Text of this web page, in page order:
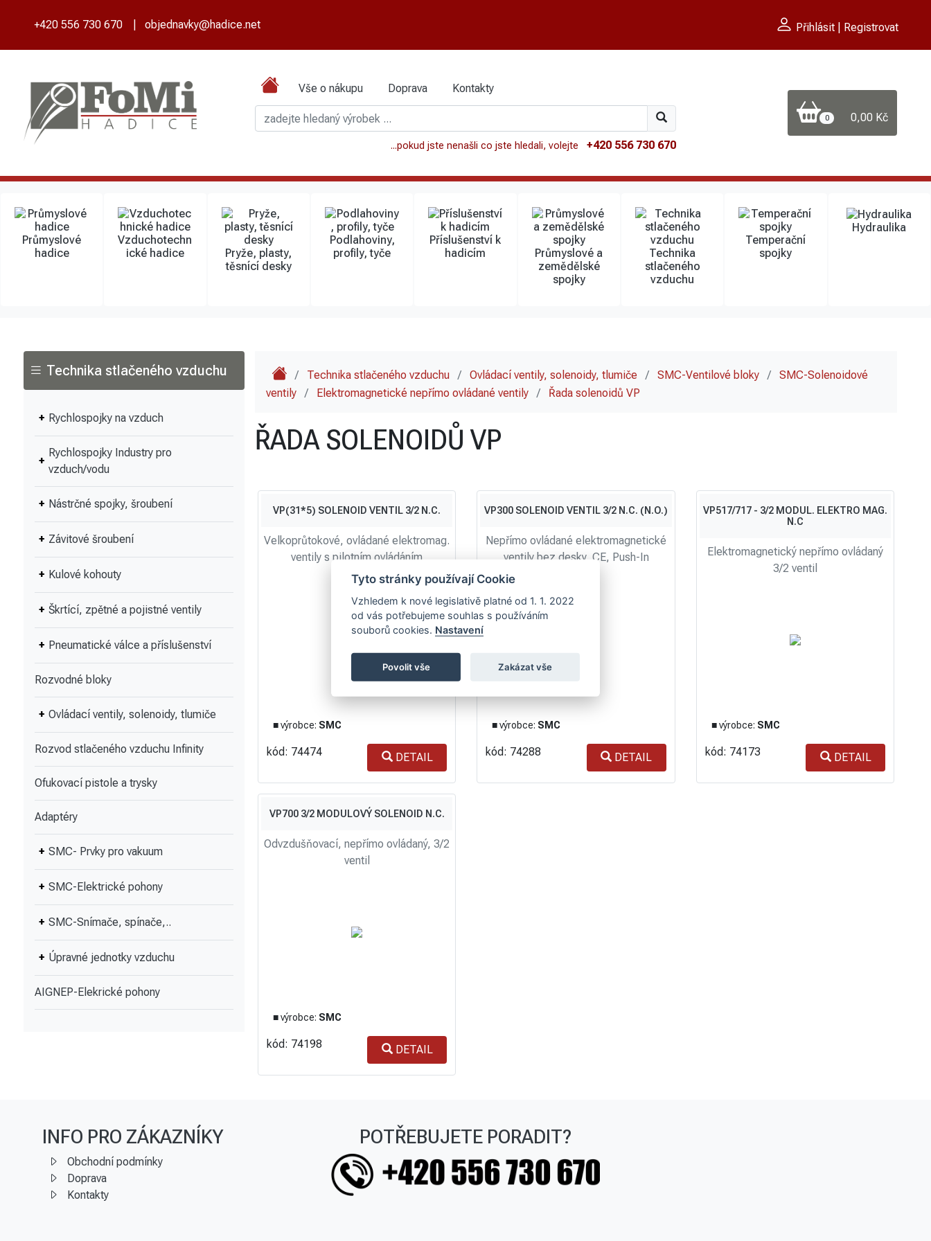
+420 556 730 670 objednavky@hadice.net Přihlásit | Registrovat
Vše o nákupu Doprava Kontakty
...pokud jste nenašli co jste hledali, volejte +420 556 730 670
0 0,00 Kč
Průmyslové
hadice
Vzduchotechn
ické hadice
Pryže, plasty,
těsnící desky
Podlahoviny,
profily, tyče
Příslušenství k
hadicím
Průmyslové a
zemědělské
spojky
Technika
stlačeného
vzduchu
Temperační
spojky
Hydraulika
Technika stlačeného vzduchu
Rychlospojky na vzduch
Rychlospojky Industry pro
vzduch/vodu
Nástrčné spojky, šroubení
Závitové šroubení
Kulové kohouty
Škrtící, zpětné a pojistné ventily
Pneumatické válce a příslušenství
Rozvodné bloky
Ovládací ventily, solenoidy, tlumiče
Rozvod stlačeného vzduchu Infinity
Ofukovací pistole a trysky
Adaptéry
SMC- Prvky pro vakuum
SMC-Elektrické pohony
SMC-Snímače, spínače,..
Úpravné jednotky vzduchu
AIGNEP-Elekrické pohony
/ Technika stlačeného vzduchu / Ovládací ventily, solenoidy, tlumiče / SMC-Ventilové bloky /
SMC-Solenoidové
ventily
/ Elektromagnetické nepřímo ovládané ventily / Řada solenoidů VP
ŘADA SOLENOIDŮ VP
VP(31*5) SOLENOID VENTIL 3/2 N.C.
Velkoprůtokové, ovládané elektromag.
ventily s pilotním ovládáním
■ výrobce: SMC
kód: 74474 DETAIL
VP300 SOLENOID VENTIL 3/2 N.C. (N.O.)
Nepřímo ovládané elektromagnetické
ventily bez desky, CE, Push-In
■ výrobce: SMC
kód: 74288 DETAIL
VP517/717 - 3/2 MODUL. ELEKTRO MAG.
N.C
Elektromagnetický nepřímo ovládaný
3/2 ventil
■ výrobce: SMC
kód: 74173 DETAIL
VP700 3/2 MODULOVÝ SOLENOID N.C.
Odvzdušňovací, nepřímo ovládaný, 3/2
ventil
■ výrobce: SMC
kód: 74198 DETAIL
INFO PRO ZÁKAZNÍKY
Obchodní podmínky
Doprava
Kontakty
POTŘEBUJETE PORADIT?
Tyto stránky používají Cookie
Vzhledem k nové legislativě platné od 1. 1. 2022
od vás potřebujeme souhlas s používáním
souborů cookies. Nastavení
Povolit vše Zakázat vše